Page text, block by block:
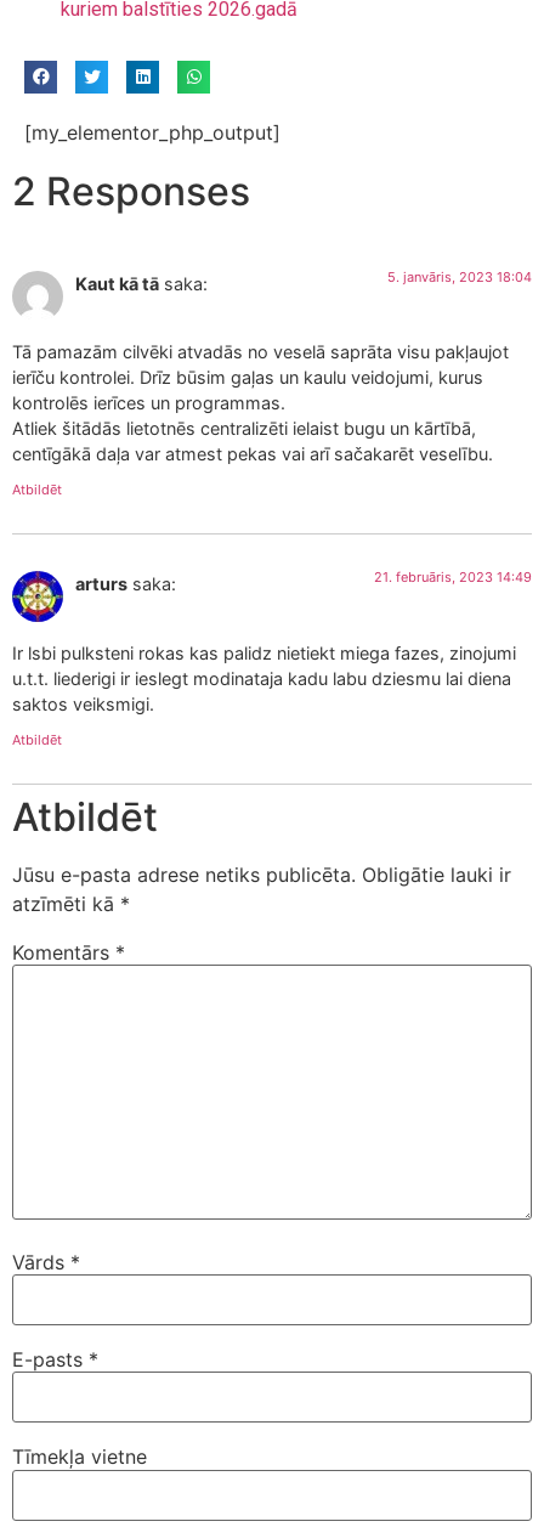
kuriem balstīties 2026.gadā
[my_elementor_php_output]
2 Responses
Kaut kā tā saka: 5. janvāris, 2023 18:04
Tā pamazām cilvēki atvadās no veselā saprāta visu pakļaujot
ierīču kontrolei. Drīz būsim gaļas un kaulu veidojumi, kurus
kontrolēs ierīces un programmas.
Atliek šitādās lietotnēs centralizēti ielaist bugu un kārtībā,
centīgākā daļa var atmest pekas vai arī sačakarēt veselību.
Atbildēt
arturs saka: 21. februāris, 2023 14:49
Ir lsbi pulksteni rokas kas palidz nietiekt miega fazes, zinojumi
u.t.t. liederigi ir ieslegt modinataja kadu labu dziesmu lai diena
saktos veiksmigi.
Atbildēt
Atbildēt
Jūsu e-pasta adrese netiks publicēta. Obligātie lauki ir
atzīmēti kā *
Komentārs *
Vārds *
E-pasts *
Tīmekļa vietne